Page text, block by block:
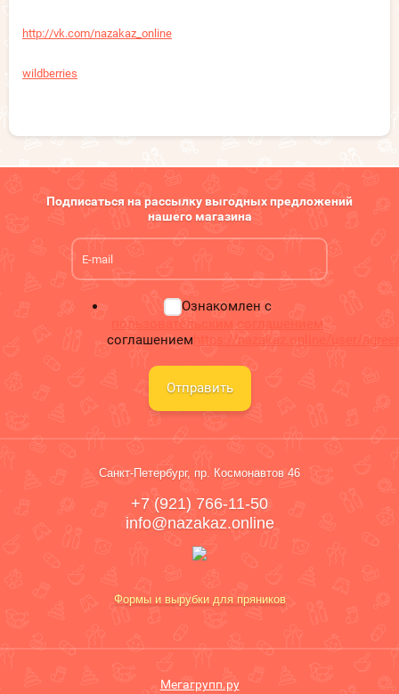
http://vk.com/nazakaz_online
wildberries
Подписаться на рассылку выгодных предложений
нашего магазина
Ознакомлен с
пользовательским соглашением
соглашением https://nazakaz.online/user/
Отправить
Санкт-Петербург, пр. Космонавтов 46
+7 (921) 766-11-50
info@nazakaz.online
Формы и вырубки для пряников
Мегагрупп.ру